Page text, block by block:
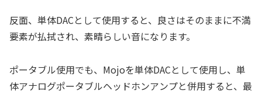
反面、単体DACとして使用すると、良さはそのままに不満
要素が払拭され、素晴らしい音になります。
ポータブル使用でも、Mojoを単体DACとして使用し、単
体アナログポータブルヘッドホンアンプと併用すると、最